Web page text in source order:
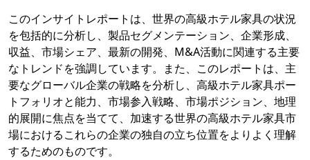
このインサイトレポートは、世界の高級ホテル家具の状況
を包括的に分析し、製品セグメンテーション、企業形成、
収益、市場シェア、最新の開発、M&A活動に関連する主要
なトレンドを強調しています。また、このレポートは、主
要なグローバル企業の戦略を分析し、高級ホテル家具ポー
トフォリオと能力、市場参入戦略、市場ポジション、地理
的展開に焦点を当てて、加速する世界の高級ホテル家具市
場におけるこれらの企業の独自の立ち位置をよりよく理解
するためのものです。